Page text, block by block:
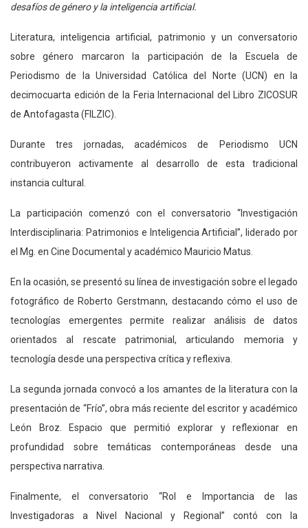
desafíos de género y la inteligencia artificial.
Literatura, inteligencia artificial, patrimonio y un conversatorio
sobre género marcaron la participación de la Escuela de
Periodismo de la Universidad Católica del Norte (UCN) en la
decimocuarta edición de la Feria Internacional del Libro ZICOSUR
de Antofagasta (FILZIC).
Durante tres jornadas, académicos de Periodismo UCN
contribuyeron activamente al desarrollo de esta tradicional
instancia cultural.
La participación comenzó con el conversatorio “Investigación
Interdisciplinaria: Patrimonios e Inteligencia Artificial”, liderado por
el Mg. en Cine Documental y académico Mauricio Matus.
En la ocasión, se presentó su línea de investigación sobre el legado
fotográfico de Roberto Gerstmann, destacando cómo el uso de
tecnologías emergentes permite realizar análisis de datos
orientados al rescate patrimonial, articulando memoria y
tecnología desde una perspectiva crítica y reflexiva.
La segunda jornada convocó a los amantes de la literatura con la
presentación de “Frío”, obra más reciente del escritor y académico
León Broz. Espacio que permitió explorar y reflexionar en
profundidad sobre temáticas contemporáneas desde una
perspectiva narrativa.
Finalmente, el conversatorio “Rol e Importancia de las
Investigadoras a Nivel Nacional y Regional” contó con la